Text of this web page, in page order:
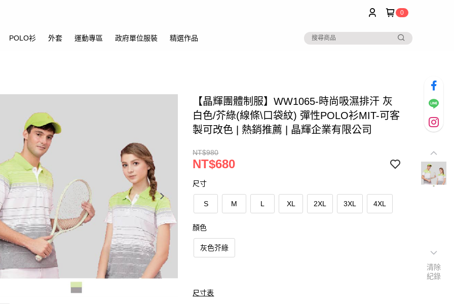
0
POLO衫 外套 運動專區 政府單位服裝 精選作品
【晶輝團體制服】WW1065-時尚吸濕排汗 灰
白色/芥綠(線條\口袋紋) 彈性POLO衫MIT-可客
製可改色 | 熱銷推薦 | 晶輝企業有限公司
NT$980
NT$680
尺寸
S M L XL 2XL 3XL 4XL
顏色
灰色芥綠
尺寸表
清除
紀錄